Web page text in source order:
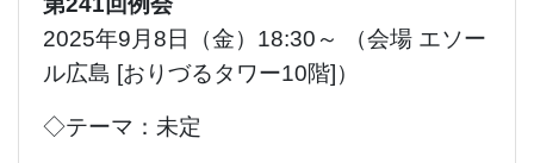
2025年9月8日（金）18:30～ （会場 エソー
ル広島 [おりづるタワー10階]）
◇テーマ：未定